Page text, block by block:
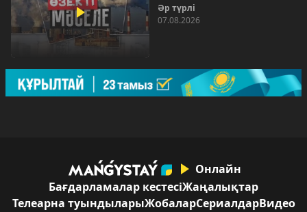
Әр түрлі
07.08.2026
Онлайн
Бағдарламалар кестесіЖаңалықтар
Телеарна туындыларыЖобаларСериалдарВидео